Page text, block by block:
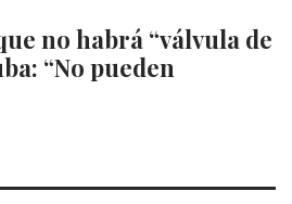
no habrá “válvula de
“No pueden